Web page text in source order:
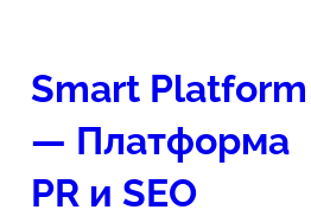
содержимому
Smart Platform
— Платформа
PR и SEO